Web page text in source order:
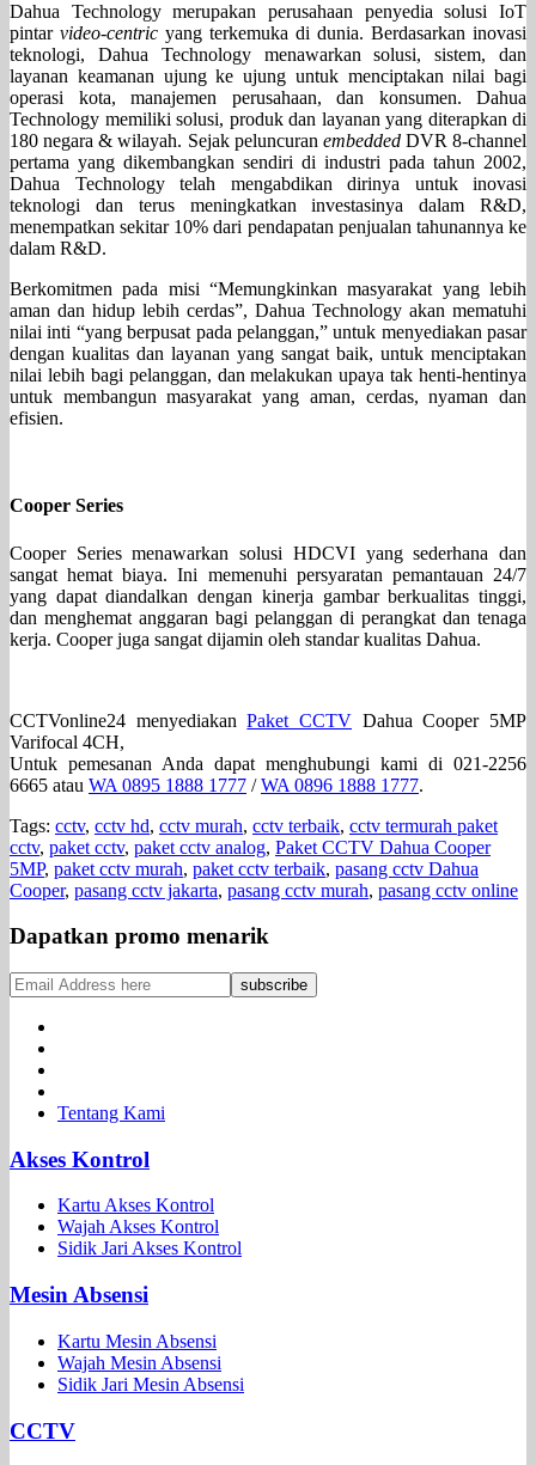
Dahua Technology merupakan perusahaan penyedia solusi IoT
pintar video-centric yang terkemuka di dunia. Berdasarkan inovasi
teknologi, Dahua Technology menawarkan solusi, sistem, dan
layanan keamanan ujung ke ujung untuk menciptakan nilai bagi
operasi kota, manajemen perusahaan, dan konsumen. Dahua
Technology memiliki solusi, produk dan layanan yang diterapkan di
180 negara & wilayah. Sejak peluncuran embeddedDVR 8-channel
pertama yang dikembangkan sendiri di industri pada tahun 2002,
Dahua Technology telah mengabdikan dirinya untuk inovasi
teknologi dan terus meningkatkan investasinya dalam R&D,
menempatkan sekitar 10% dari pendapatan penjualan tahunannya ke
dalam R&D.
Berkomitmen pada misi “Memungkinkan masyarakat yang lebih
aman dan hidup lebih cerdas”, Dahua Technology akan mematuhi
nilai inti “yang berpusat pada pelanggan,” untuk menyediakan pasar
dengan kualitas dan layanan yang sangat baik, untuk menciptakan
nilai lebih bagi pelanggan, dan melakukan upaya tak henti-hentinya
untuk membangun masyarakat yang aman, cerdas, nyaman dan
efisien.
Cooper Series
Cooper Series menawarkan solusi HDCVI yang sederhana dan
sangat hemat biaya. Ini memenuhi persyaratan pemantauan 24/7
yang dapat diandalkan dengan kinerja gambar berkualitas tinggi,
dan menghemat anggaran bagi pelanggan di perangkat dan tenaga
kerja. Cooper juga sangat dijamin oleh standar kualitas Dahua.
CCTVonline24 menyediakanPaket CCTV Dahua Cooper 5MP
Varifocal 4CH,
Untuk pemesanan Anda dapat menghubungi kami di 021-2256
6665 atau WA 0895 1888 1777 /WA 0896 1888 1777.
Tags: cctv, cctv hd, cctv murah, cctv terbaik, cctv termurah paket
cctv, paket cctv, paket cctv analog, Paket CCTV Dahua Cooper
5MP, paket cctv murah, paket cctv terbaik, pasang cctv Dahua
Cooper, pasang cctv jakarta, pasang cctv murah, pasang cctv online
Dapatkan promo menarik
Tentang Kami
Akses Kontrol
Kartu Akses Kontrol
Wajah Akses Kontrol
Sidik Jari Akses Kontrol
Mesin Absensi
Kartu Mesin Absensi
Wajah Mesin Absensi
Sidik Jari Mesin Absensi
CCTV